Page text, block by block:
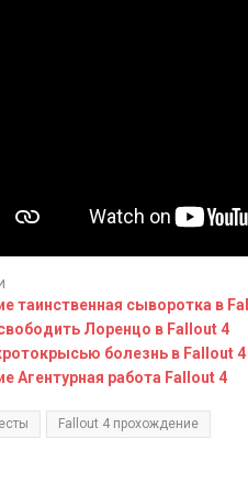
таинственная сыворотка в
Лоренцо в Fallout 4
болезнь в Fallout 4
Агентурная работа Fallout 4
Fallout 4 прохождение